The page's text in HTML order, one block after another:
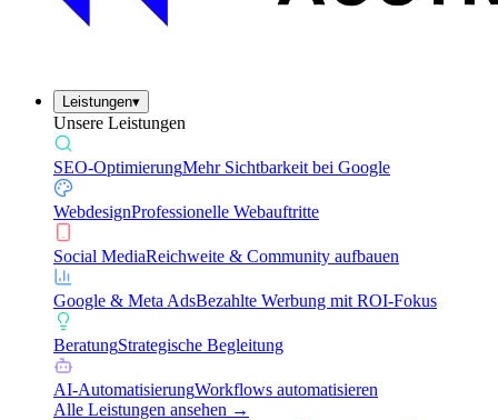
Leistungen▾
Unsere Leistungen
SEO-OptimierungMehr Sichtbarkeit bei Google
WebdesignProfessionelle Webauftritte
Social MediaReichweite & Community aufbauen
Google & Meta AdsBezahlte Werbung mit ROI-Fokus
BeratungStrategische Begleitung
AI-AutomatisierungWorkflows automatisieren
Alle Leistungen ansehen →